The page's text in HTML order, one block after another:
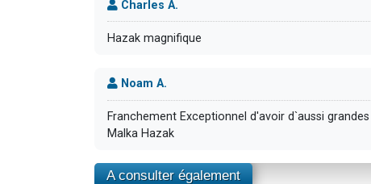
Charles A.
Hazak magnifique
Noam A.
Franchement Exceptionnel d'avoir d`aussi
Malka Hazak
A consulter également